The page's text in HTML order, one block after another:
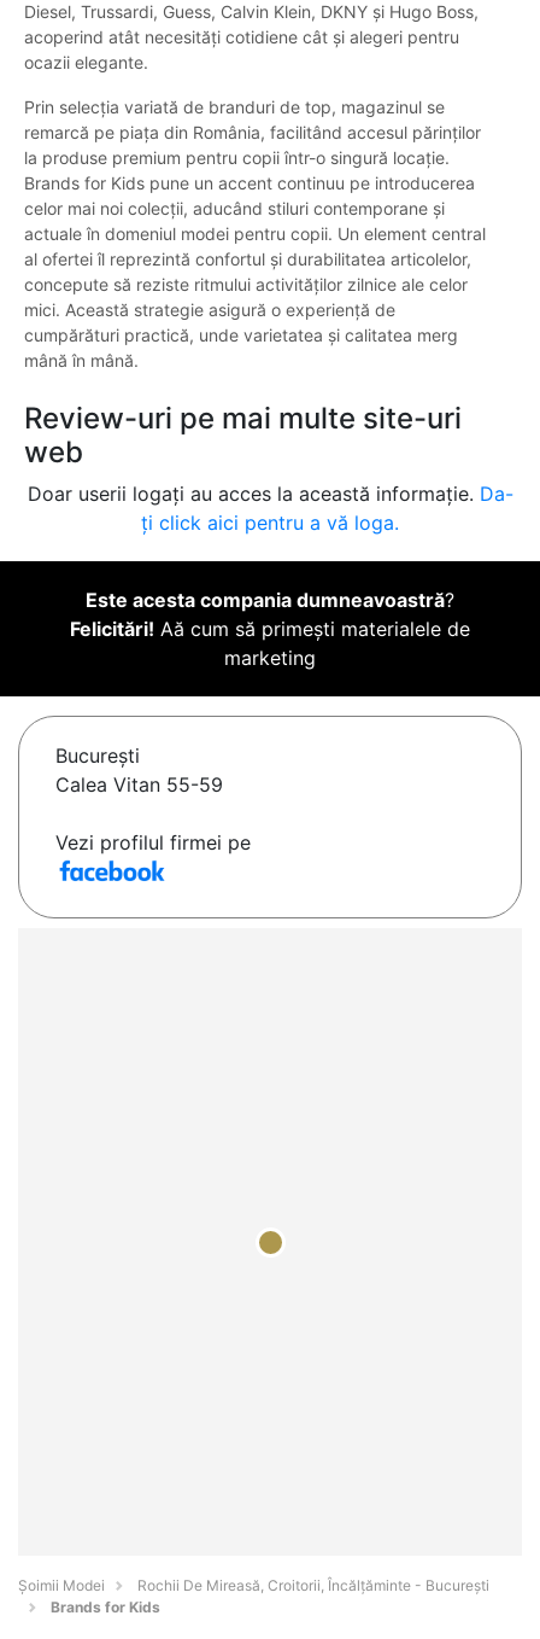
Diesel, Trussardi, Guess, Calvin Klein, DKNY și Hugo Boss,
acoperind atât necesități cotidiene cât și alegeri pentru
ocazii elegante.
Prin selecția variată de branduri de top, magazinul se
remarcă pe piața din România, facilitând accesul părinților
la produse premium pentru copii într-o singură locație.
Brands for Kids pune un accent continuu pe introducerea
celor mai noi colecții, aducând stiluri contemporane și
actuale în domeniul modei pentru copii. Un element central
al ofertei îl reprezintă confortul și durabilitatea articolelor,
concepute să reziste ritmului activităților zilnice ale celor
mici. Această strategie asigură o experiență de
cumpărături practică, unde varietatea și calitatea merg
mână în mână.
Review-uri pe mai multe site-uri
web
Doar userii logați au acces la această informație. Da-
ți click aici pentru a vă loga.
Este acesta compania dumneavoastră?
Felicitări! Aă cum să primești materialele de
marketing
Bucureşti
Calea Vitan 55-59
Vezi profilul firmei pe
Șoimii Modei
Rochii De Mireasă, Croitorii, Încălțăminte - Bucureşti
Brands for Kids